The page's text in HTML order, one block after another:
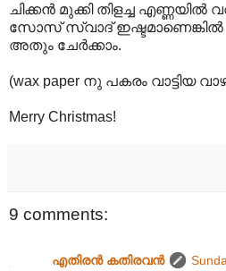
ചിക്കന്‍ മുക്കി തിളച്ച
സോസ് സ്വാദ്
അതും ചേര്‍ക്കാം.
(wax paper നു പകരം വാട്ടിയ
Merry Christmas!
9 comments:
എതിരന്‍ കതിരവന്‍